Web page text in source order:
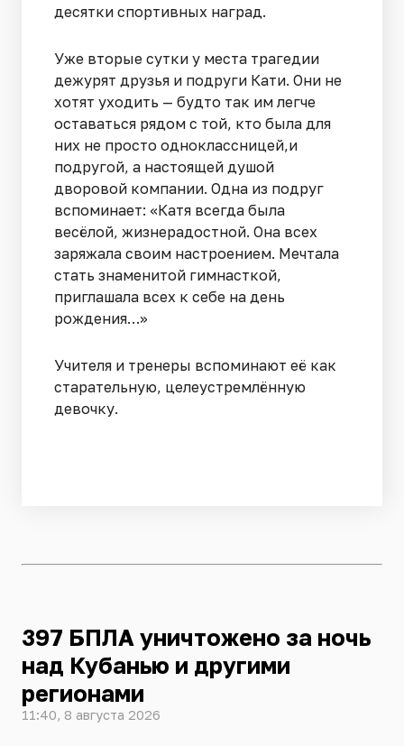
десятки спортивных наград.
Уже вторые сутки у места трагедии
дежурят друзья и подруги Кати. Они не
хотят уходить — будто так им легче
оставаться рядом с той, кто была для
них не просто одноклассницей,и
подругой, а настоящей душой
дворовой компании. Одна из подруг
вспоминает: «Катя всегда была
весёлой, жизнерадостной. Она всех
заряжала своим настроением. Мечтала
стать знаменитой гимнасткой,
приглашала всех к себе на день
рождения…»
Учителя и тренеры вспоминают её как
старательную, целеустремлённую
девочку.
397 БПЛА уничтожено за ночь
над Кубанью и другими
регионами
11:40, 8 августа 2026